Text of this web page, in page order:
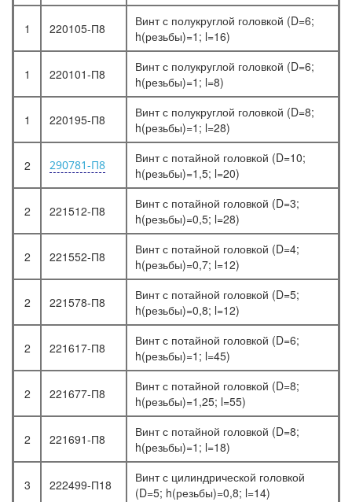
1 220105-П8
Винт с полукруглой головкой (D=6;
h(резьбы)=1; l=16)
1 220101-П8
Винт с полукруглой головкой (D=6;
h(резьбы)=1; l=8)
1 220195-П8
Винт с полукруглой головкой (D=8;
h(резьбы)=1; l=28)
2 290781-П8
Винт с потайной головкой (D=10;
h(резьбы)=1,5; l=20)
2 221512-П8
Винт с потайной головкой (D=3;
h(резьбы)=0,5; l=28)
2 221552-П8
Винт с потайной головкой (D=4;
h(резьбы)=0,7; l=12)
2 221578-П8
Винт с потайной головкой (D=5;
h(резьбы)=0,8; l=12)
2 221617-П8
Винт с потайной головкой (D=6;
h(резьбы)=1; l=45)
2 221677-П8
Винт с потайной головкой (D=8;
h(резьбы)=1,25; l=55)
2 221691-П8
Винт с потайной головкой (D=8;
h(резьбы)=1; l=18)
3 222499-П18
Винт с цилиндрической головкой
(D=5; h(резьбы)=0,8; l=14)